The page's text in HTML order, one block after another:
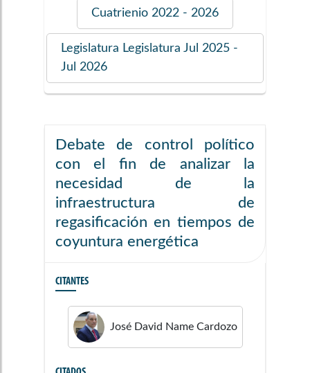
Cuatrienio 2022 - 2026
Legislatura Legislatura Jul 2025 -
Jul 2026
Debate de control político
con el fin de analizar la
necesidad de la
infraestructura de
regasificación en tiempos de
coyuntura energética
CITANTES
José David Name Cardozo